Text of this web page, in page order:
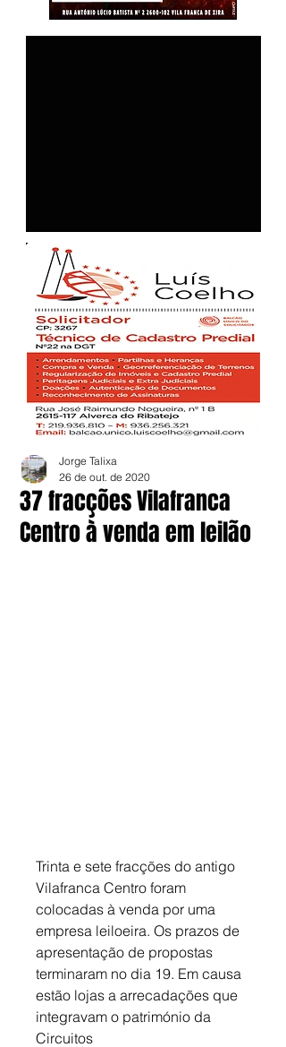
37 fracções Vilafranca
Centro à venda em leilão
Jorge Talixa
26 de out. de 2020
Trinta e sete fracções do antigo
Vilafranca Centro foram
colocadas à venda por uma
empresa leiloeira. Os prazos de
apresentação de propostas
terminaram no dia 19. Em causa
estão lojas a arrecadações que
integravam o património da
Circuitos